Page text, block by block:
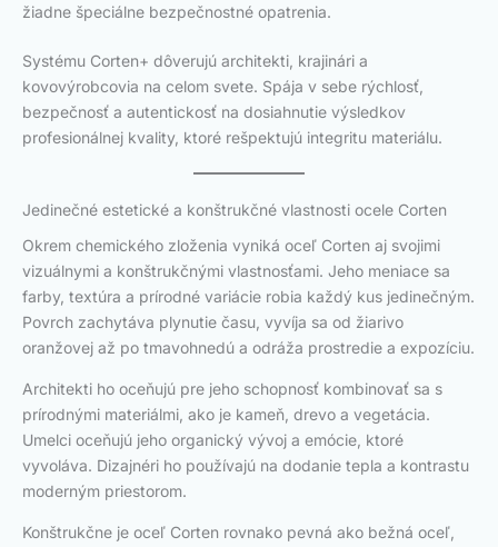
žiadne špeciálne bezpečnostné opatrenia.
Systému Corten+ dôverujú architekti, krajinári a
kovovýrobcovia na celom svete. Spája v sebe rýchlosť,
bezpečnosť a autentickosť na dosiahnutie výsledkov
profesionálnej kvality, ktoré rešpektujú integritu materiálu.
Jedinečné estetické a konštrukčné vlastnosti ocele Corten
Okrem chemického zloženia vyniká oceľ Corten aj svojimi
vizuálnymi a konštrukčnými vlastnosťami. Jeho meniace sa
farby, textúra a prírodné variácie robia každý kus jedinečným.
Povrch zachytáva plynutie času, vyvíja sa od žiarivo
oranžovej až po tmavohnedú a odráža prostredie a expozíciu.
Architekti ho oceňujú pre jeho schopnosť kombinovať sa s
prírodnými materiálmi, ako je kameň, drevo a vegetácia.
Umelci oceňujú jeho organický vývoj a emócie, ktoré
vyvoláva. Dizajnéri ho používajú na dodanie tepla a kontrastu
moderným priestorom.
Konštrukčne je oceľ Corten rovnako pevná ako bežná oceľ,